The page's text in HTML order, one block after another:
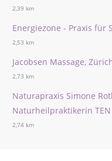
2,39 km
Energiezone - Praxis
2,53 km
Jacobsen Massage,
2,73 km
Naturapraxis Simone
Naturheilpraktikerin TEN
2,74 km